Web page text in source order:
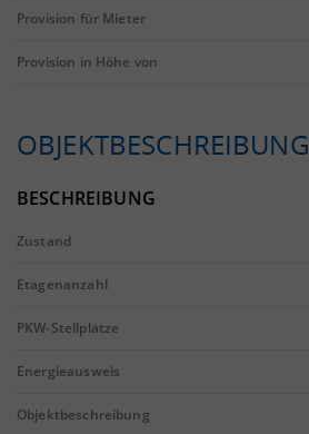
Provision für Mieter
Provision in Höhe von
OBJEKTBESCHREIBUNG
BESCHREIBUNG
Zustand
Etagenanzahl
PKW-Stellplätze
Energieausweis
Objektbeschreibung